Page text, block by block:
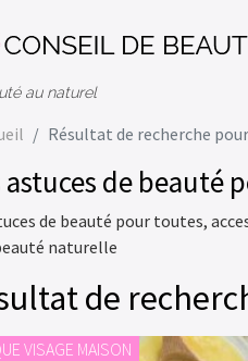
au naturel
Résultat de recherche
astuces de beauté
de beauté pour toutes,
naturelle
de
VISAGE MAISON